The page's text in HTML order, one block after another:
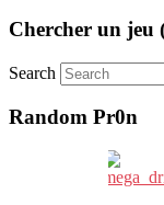
Chercher un jeu
Search
Random Pr0n